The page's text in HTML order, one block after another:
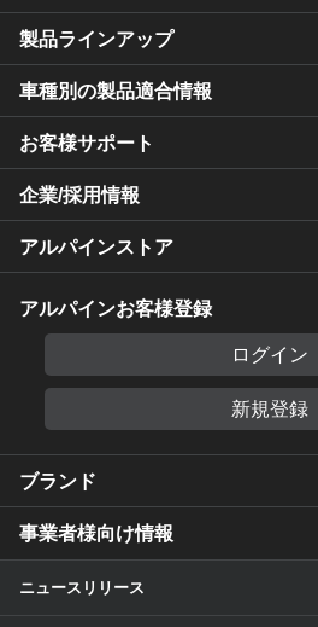
製品ラインアップ
車種別の製品適合情報
お客様サポート
企業/採用情報
アルパインストア
アルパインお客様登録
ログイン
新規登録
ブランド
事業者様向け情報
ニュースリリース